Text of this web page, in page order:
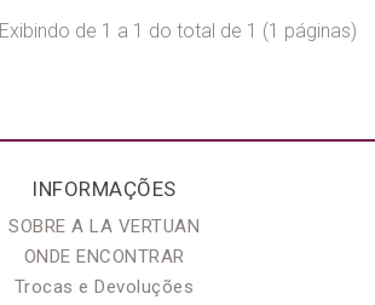
Exibindo de 1 a 1 do total de 1 (1 páginas)
INFORMAÇÕES
SOBRE A LA VERTUAN
ONDE ENCONTRAR
Trocas e Devoluções